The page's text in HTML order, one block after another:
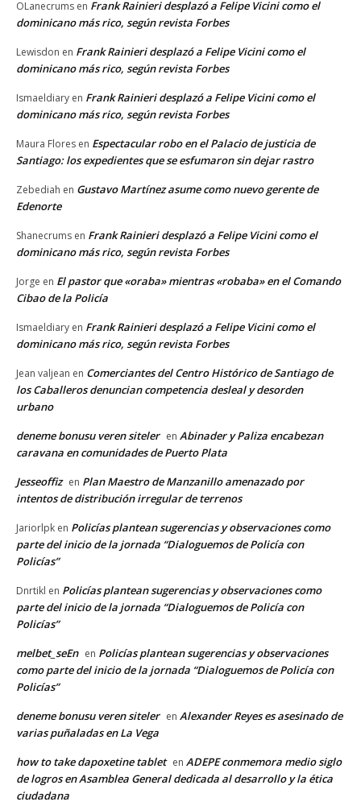
OLanecrums en Frank Rainieri desplazó a Felipe Vicini como el
dominicano más rico, según revista Forbes
Lewisdon en Frank Rainieri desplazó a Felipe Vicini como el
dominicano más rico, según revista Forbes
Ismaeldiary en Frank Rainieri desplazó a Felipe Vicini como el
dominicano más rico, según revista Forbes
Maura Flores en Espectacular robo en el Palacio de justicia de
Santiago: los expedientes que se esfumaron sin dejar rastro
Zebediah en Gustavo Martínez asume como nuevo gerente de
Edenorte
Shanecrums en Frank Rainieri desplazó a Felipe Vicini como el
dominicano más rico, según revista Forbes
Jorge en El pastor que «oraba» mientras «robaba» en el Comando
Cibao de la Policía
Ismaeldiary en Frank Rainieri desplazó a Felipe Vicini como el
dominicano más rico, según revista Forbes
Jean valjean en Comerciantes del Centro Histórico de Santiago de
los Caballeros denuncian competencia desleal y desorden
urbano
deneme bonusu veren siteler en Abinader y Paliza encabezan
caravana en comunidades de Puerto Plata
Jesseoffiz en Plan Maestro de Manzanillo amenazado por
intentos de distribución irregular de terrenos
Jariorlpk en Policías plantean sugerencias y observaciones como
parte del inicio de la jornada “Dialoguemos de Policía con
Policías”
Dnrtikl en Policías plantean sugerencias y observaciones como
parte del inicio de la jornada “Dialoguemos de Policía con
Policías”
melbet_seEn en Policías plantean sugerencias y observaciones
como parte del inicio de la jornada “Dialoguemos de Policía con
Policías”
deneme bonusu veren siteler en Alexander Reyes es asesinado de
varias puñaladas en La Vega
how to take dapoxetine tablet en ADEPE conmemora medio siglo
de logros en Asamblea General dedicada al desarrollo y la ética
ciudadana